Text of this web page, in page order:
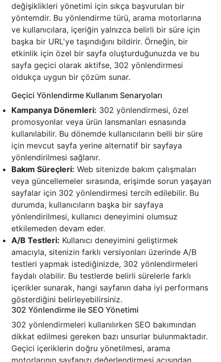
değişiklikleri yönetimi için sıkça başvurulan bir
yöntemdir. Bu yönlendirme türü, arama motorlarına
ve kullanıcılara, içeriğin yalnızca belirli bir süre için
başka bir URL'ye taşındığını bildirir. Örneğin, bir
etkinlik için özel bir sayfa oluşturduğunuzda ve bu
sayfa geçici olarak aktifse, 302 yönlendirmesi
oldukça uygun bir çözüm sunar.
Geçici Yönlendirme Kullanım Senaryoları
Kampanya Dönemleri: 302 yönlendirmesi, özel
promosyonlar veya ürün lansmanları esnasında
kullanılabilir. Bu dönemde kullanıcıların belli bir süre
için mevcut sayfa yerine alternatif bir sayfaya
yönlendirilmesi sağlanır.
Bakım Süreçleri: Web sitenizde bakım çalışmaları
veya güncellemeler sırasında, erişimde sorun yaşayan
sayfalar için 302 yönlendirmesi tercih edilebilir. Bu
durumda, kullanıcıların başka bir sayfaya
yönlendirilmesi, kullanıcı deneyimini olumsuz
etkilemeden devam eder.
A/B Testleri: Kullanıcı deneyimini geliştirmek
amacıyla, sitenizin farklı versiyonları üzerinde A/B
testleri yapmak istediğinizde, 302 yönlendirmeleri
faydalı olabilir. Bu testlerde belirli sürelerle farklı
içerikler sunarak, hangi sayfanın daha iyi performans
gösterdiğini belirleyebilirsiniz.
302 Yönlendirme ile SEO Yönetimi
302 yönlendirmeleri kullanılırken SEO bakımından
dikkat edilmesi gereken bazı unsurlar bulunmaktadır.
Geçici içeriklerin doğru yönetilmesi, arama